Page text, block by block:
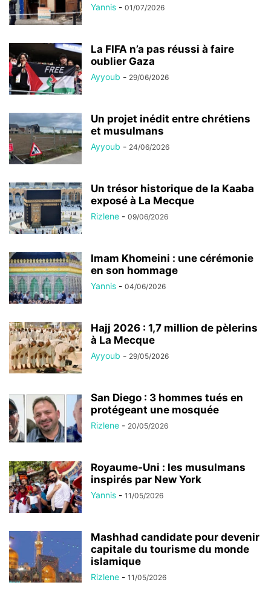
Yannis - 01/07/2026
La FIFA n’a pas réussi à faire
oublier Gaza
Ayyoub - 29/06/2026
Un projet inédit entre chrétiens
et musulmans
Ayyoub - 24/06/2026
Un trésor historique de la Kaaba
exposé à La Mecque
Rizlene - 09/06/2026
Imam Khomeini : une cérémonie
en son hommage
Yannis - 04/06/2026
Hajj 2026 : 1,7 million de pèlerins
à La Mecque
Ayyoub - 29/05/2026
San Diego : 3 hommes tués en
protégeant une mosquée
Rizlene - 20/05/2026
Royaume-Uni : les musulmans
inspirés par New York
Yannis - 11/05/2026
Mashhad candidate pour devenir
capitale du tourisme du monde
islamique
Rizlene - 11/05/2026